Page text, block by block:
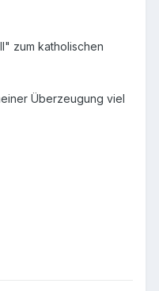
zum katholischen
Überzeugung viel